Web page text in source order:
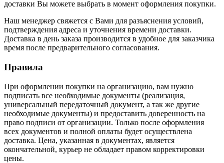
доставки Вы можете выбрать в момент оформления покупки.
Наш менеджер свяжется с Вами для разъяснения условий,
подтверждения адреса и уточнения времени доставки.
Доставка в день заказа производится в удобное для заказчика
время после предварительного согласования.
Правила
При оформлении покупки на организацию, вам нужно
подписать все необходимые документы (реализация,
универсальный передаточный документ, а так же другие
необходимые документы) и предоставить доверенность на
право подписи от организации. Только после оформления
всех документов и полной оплаты будет осуществлена
доставка. Цена, указанная в документах, является
окончательной, курьер не обладает правом корректировки
цены.